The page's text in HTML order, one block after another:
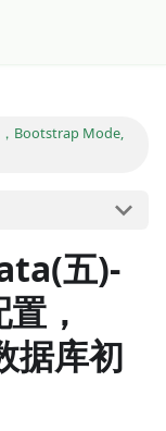
Bootstrap Mode,
五)-
，
库初